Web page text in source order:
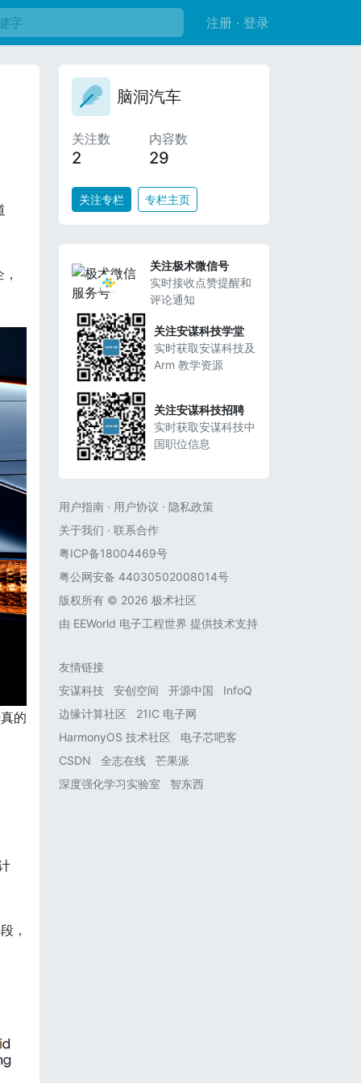
注册 · 登录
的
，
脑洞汽车
关注数
2
内容数
29
关注专栏 专栏主页
关注极术微信号
实时接收点赞提醒和
评论通知
关注安谋科技学堂
实时获取安谋科技及
Arm 教学资源
关注安谋科技招聘
实时获取安谋科技中
国职位信息
用户指南 · 用户协议 · 隐私政策
关于我们 · 联系合作
粤ICP备18004469号
粤公网安备 44030502008014号
版权所有 © 2026 极术社区
由 EEWorld 电子工程世界 提供技术支持
友情链接
安谋科技
安创空间 开源中国
InfoQ
边缘计算社区
21IC 电子网
HarmonyOS 技术社区
电子芯吧客
CSDN
全志在线
芒果派
深度强化学习实验室
智东西